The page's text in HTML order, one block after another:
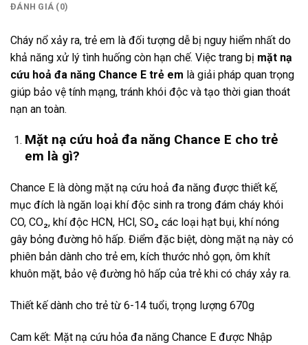
ĐÁNH GIÁ (0)
Cháy nổ xảy ra, trẻ em là đối tượng dễ bị nguy hiểm nhất do
khả năng xử lý tình huống còn hạn chế. Việc trang bị mặt nạ
cứu hoả đa năng Chance E trẻ em là giải pháp quan trọng
giúp bảo vệ tính mạng, tránh khói độc và tạo thời gian thoát
nạn an toàn.
Mặt nạ cứu hoả đa năng Chance E cho trẻ
em là gì?
Chance E là dòng mặt nạ cứu hoả đa năng được thiết kế,
mục đích là ngăn loại khí độc sinh ra trong đám cháy khói
CO, CO₂, khí độc HCN, HCl, SO₂ các loại hạt bụi, khí nóng
gây bỏng đường hô hấp. Điểm đặc biệt, dòng mặt nạ này có
phiên bản dành cho trẻ em, kích thước nhỏ gọn, ôm khít
khuôn mặt, bảo vệ đường hô hấp của trẻ khi có cháy xảy ra.
Thiết kế dành cho trẻ từ 6-14 tuổi, trọng lượng 670g
Cam kết: Mặt nạ cứu hỏa đa năng Chance E được Nhập